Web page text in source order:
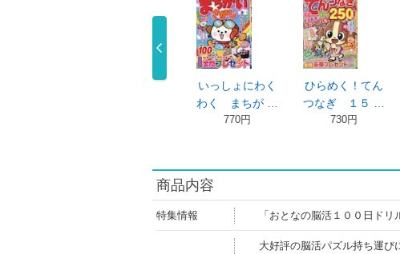
いっしょにわく
わく まちが …
ひらめく！てん
つなぎ １５ …
絶品
ｎ！
商品内容
特集情報 「おとなの脳活１００日ド
大好評の脳活パズル持ち運び